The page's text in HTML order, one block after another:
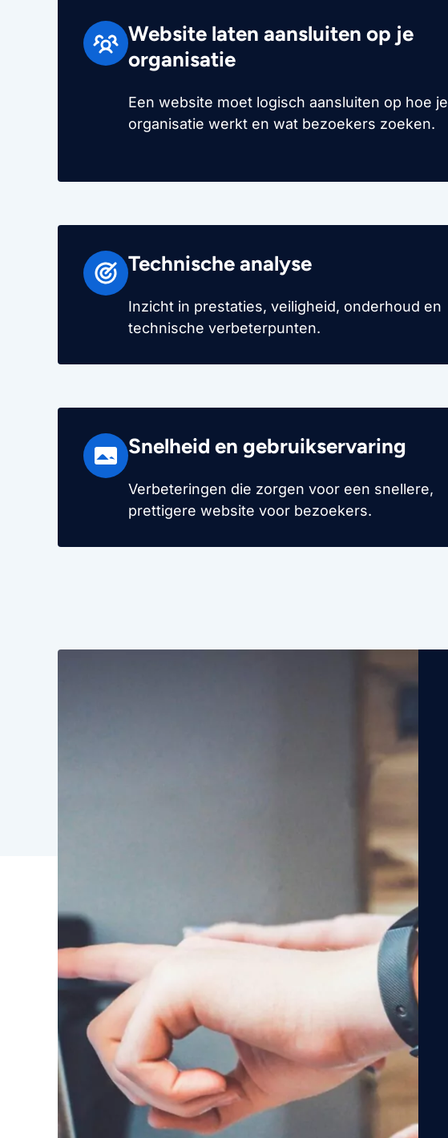
Website laten aansluiten op je
organisatie
Een website moet logisch aansluiten op hoe je
organisatie werkt en wat bezoekers zoeken.
Technische analyse
Inzicht in prestaties, veiligheid, onderhoud en
technische verbeterpunten.
Snelheid en gebruikservaring
Verbeteringen die zorgen voor een snellere,
prettigere website voor bezoekers.